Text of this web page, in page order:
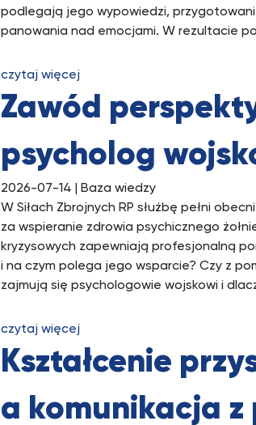
podlegają jego wypowiedzi,
panowania nad emocjami. W rezultacie
czytaj więcej
Zawód
psycholog
2026-07-14 | Baza wiedzy
W Siłach Zbrojnych RP służbę pełni
za wspieranie zdrowia psychicznego
kryzysowych zapewniają profesjonalną
i na czym polega jego wsparcie? Czy z
zajmują się psychologowie wojskowi i
czytaj więcej
Kształcenie
a komunikacja z